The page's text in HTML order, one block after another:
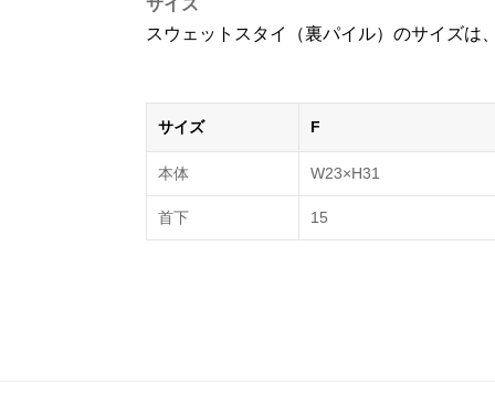
サイズ
スウェットスタイ（裏パイル）のサイズは
サイズ F
本体 W23×H31
首下 15